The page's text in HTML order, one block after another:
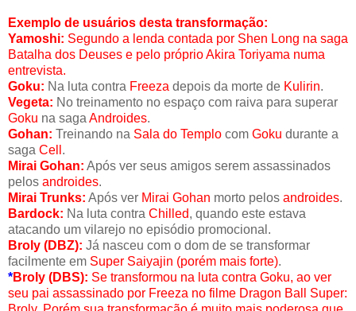
Exemplo de usuários desta transformação:
Yamoshi: Segundo a lenda contada por Shen Long na saga
Batalha dos Deuses e pelo próprioAkira Toriyama numa
entrevista.
Goku: Na luta contra Freeza depois da morte de Kulirin.
Vegeta: No treinamento no espaço com raiva para superar
Goku na saga Androides.
Gohan: Treinando na Sala do Templo com Goku durante a
saga Cell .
Mirai Gohan: Após ver seus amigos serem assassinados
pelos androides.
Mirai Trunks: Após ver Mirai Gohan morto pelos androides.
Bardock: Na luta contra Chilled, quando este estava
atacando um vilarejo no episódio promocional.
Broly (DBZ): Já nasceu com o dom de se transformar
facilmente em Super Saiyajin (porém mais forte).
*Broly (DBS): Se transformou na luta contra Goku, ao ver
seu pai assassinado por Freeza no filme Dragon Ball Super: